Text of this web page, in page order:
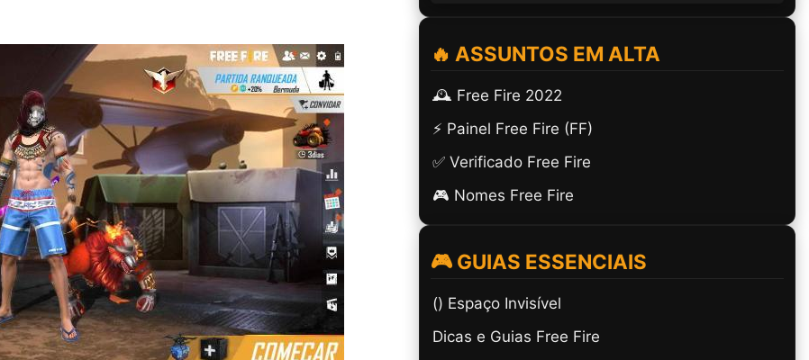
🔥 ASSUNTOS EM ALTA
🕰️ Free Fire 2022
⚡ Painel Free Fire (FF)
✅ Verificado Free Fire
🎮 Nomes Free Fire
🎮 GUIAS ESSENCIAIS
(ㅤ) Espaço Invisível
Dicas e Guias Free Fire